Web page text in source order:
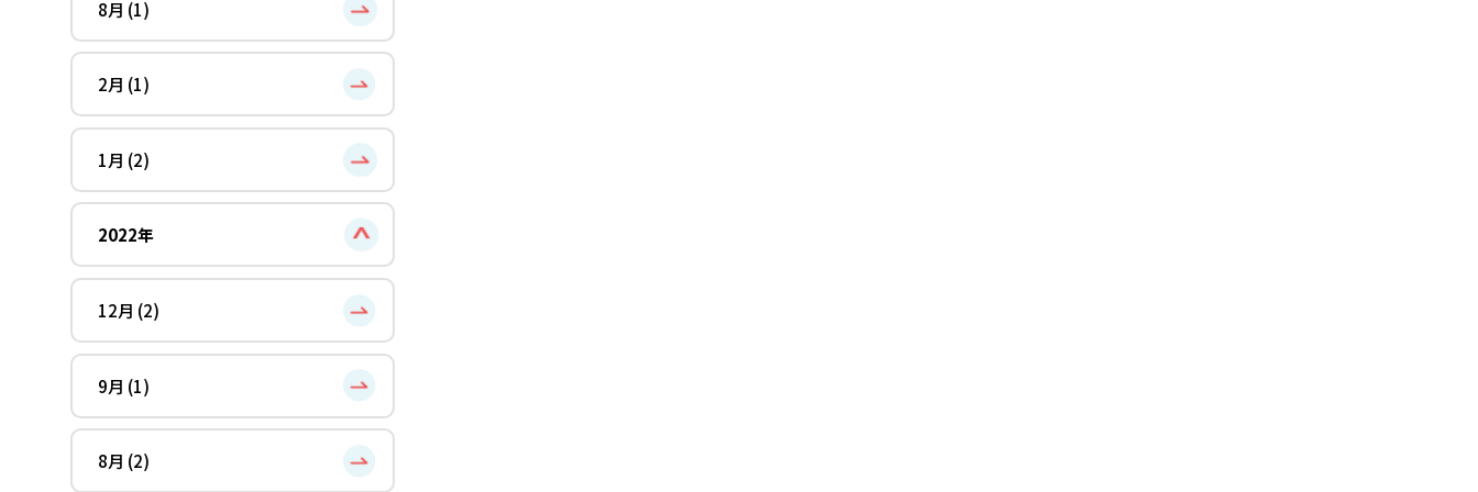
8月 (1)
2月 (1)
1月 (2)
2022年
12月 (2)
9月 (1)
8月 (2)